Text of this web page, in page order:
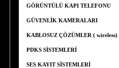
GÖRÜNTÜLÜ KAPI TELEFONU
GÜVENLİK KAMERALARI
KABLOSUZ ÇÖZÜMLER ( wireless)
PDKS SİSTEMLERİ
SES KAYIT SİSTEMLERİ